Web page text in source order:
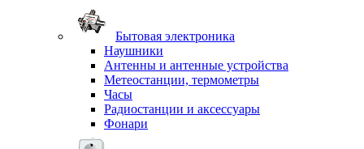
Бытовая электроника
Наушники
Антенны и антенные устройства
Метеостанции, термометры
Часы
Радиостанции и аксессуары
Фонари